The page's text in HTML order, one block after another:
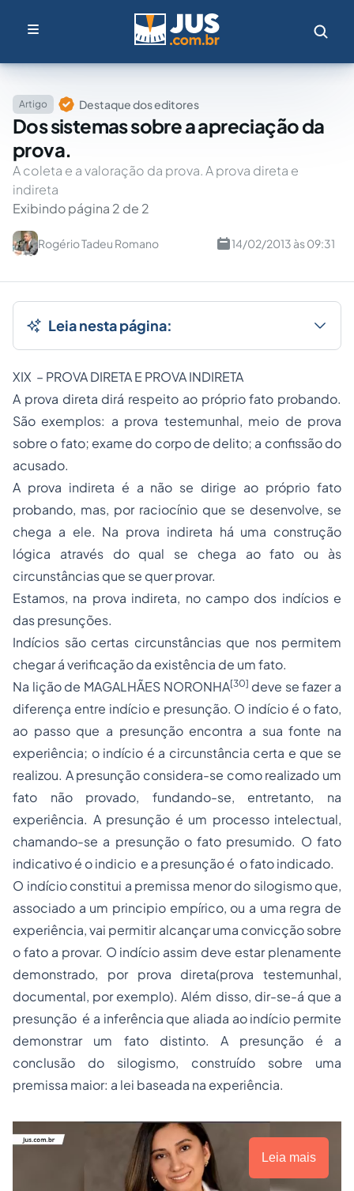
Artigo Destaque dos editores
Dos sistemas sobre a apreciação da
prova.
A coleta e a valoração da prova. A prova direta e
indireta
Exibindo página 2 de 2
Rogério Tadeu Romano 14/02/2013 às 09:31
Leia nesta página:
XIX – PROVA DIRETA E PROVA INDIRETA
A prova direta dirá respeito ao próprio fato probando.
São exemplos: a prova testemunhal, meio de prova
sobre o fato; exame do corpo de delito; a confissão do
acusado.
A prova indireta é a não se dirige ao próprio fato
probando, mas, por raciocínio que se desenvolve, se
chega a ele. Na prova indireta há uma construção
lógica através do qual se chega ao fato ou às
circunstâncias que se quer provar.
Estamos, na prova indireta, no campo dos indícios e
das presunções.
Indícios são certas circunstâncias que nos permitem
chegar á verificação da existência de um fato.
Na lição de MAGALHÃES NORONHA[30] deve se fazer a
diferença entre indício e presunção. O indício é o fato,
ao passo que a presunção encontra a sua fonte na
experiência; o indício é a circunstância certa e que se
realizou. A presunção considera-se como realizado um
fato não provado, fundando-se, entretanto, na
experiência. A presunção é um processo intelectual,
chamando-se a presunção o fato presumido. O fato
indicativo é o indicio e a presunção é o fato indicado.
O indício constitui a premissa menor do silogismo que,
associado a um principio empírico, ou a uma regra de
experiência, vai permitir alcançar uma convicção sobre
o fato a provar. O indício assim deve estar plenamente
demonstrado, por prova direta(prova testemunhal,
documental, por exemplo). Além disso, dir-se-á que a
presunção é a inferência que aliada ao indício permite
demonstrar um fato distinto. A presunção é a
conclusão do silogismo, construído sobre uma
premissa maior: a lei baseada na experiência.
Leia mais